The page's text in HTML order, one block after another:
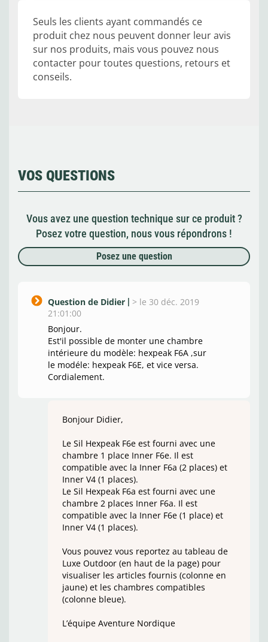
Seuls les clients ayant commandés ce
produit chez nous peuvent donner leur avis
sur nos produits, mais vous pouvez nous
contacter pour toutes questions, retours et
conseils.
VOS QUESTIONS
Vous avez une question technique sur ce produit ?
Posez votre question, nous vous répondrons !
Posez une question
Question de Didier > le 30 déc. 2019
21:01:00
Bonjour.
Est'il possible de monter une chambre
intérieure du modèle: hexpeak F6A ,sur
le modéle: hexpeak F6E, et vice versa.
Cordialement.
Bonjour Didier,
Le Sil Hexpeak F6e est fourni avec une
chambre 1 place Inner F6e. Il est
compatible avec la Inner F6a (2 places) et
Inner V4 (1 places).
Le Sil Hexpeak F6a est fourni avec une
chambre 2 places Inner F6a. Il est
compatible avec la Inner F6e (1 place) et
Inner V4 (1 places).
Vous pouvez vous reportez au tableau de
Luxe Outdoor (en haut de la page) pour
visualiser les articles fournis (colonne en
jaune) et les chambres compatibles
(colonne bleue).
L’équipe Aventure Nordique